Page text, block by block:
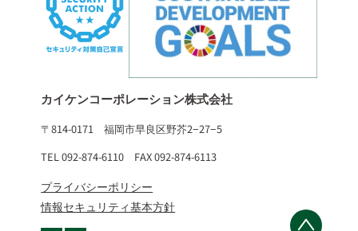
カイケンコーポレーション株式会社
〒814-0171 福岡市早良区野芥2−27−5
TEL 092-874-6110 FAX 092-874-6113
プライバシーポリシー
情報セキュリティ基本方針